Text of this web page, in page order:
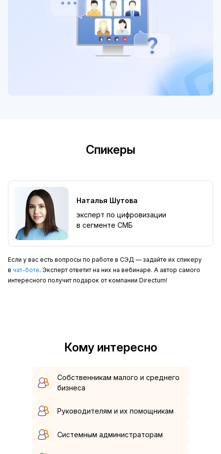
Спикеры
Наталья Шутова
эксперт по цифровизации
в сегменте СМБ
Если у вас есть вопросы по работе в СЭД — задайте их спикеру
в чат-боте. Эксперт ответит на них на вебинаре. А автор самого
интересного получит подарок от компании Directum!
Кому интересно
Собственникам малого и среднего
бизнеса
Руководителям и их помощникам
Системным администраторам